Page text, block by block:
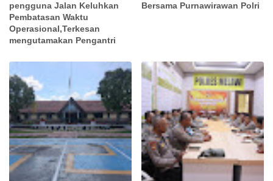
pengguna Jalan Keluhkan
Pembatasan Waktu
Operasional,Terkesan
mengutamakan Pengantri
Bersama Purnawirawan Polri